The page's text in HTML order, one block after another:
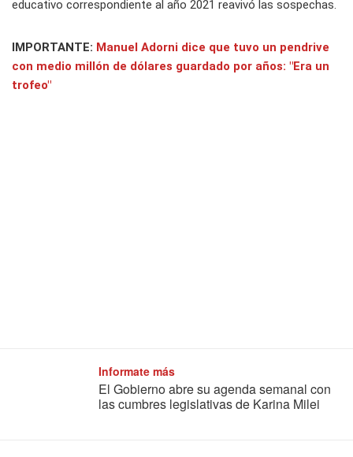
educativo correspondiente al año 2021 reavivó las sospechas.
IMPORTANTE: Manuel Adorni dice que tuvo un pendrive
con medio millón de dólares guardado por años: "Era un
trofeo"
Informate más
El Gobierno abre su agenda semanal con
las cumbres legislativas de Karina Milei